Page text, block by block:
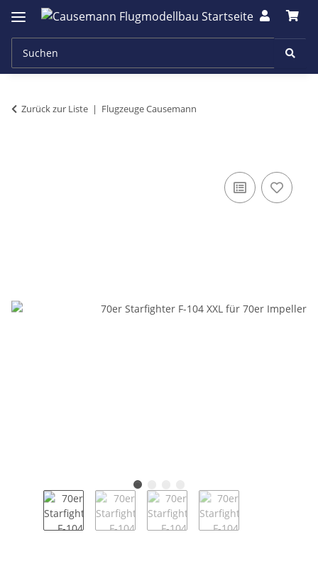
Zurück zur Liste Flugzeuge Causemann